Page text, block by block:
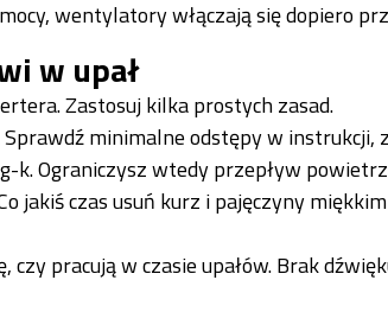
wentylatory włączają się dopiero
w upał
Zastosuj kilka prostych zasad.
minimalne odstępy w
k. Ograniczysz wtedy przepływ
jakiś czas usuń kurz i pajęczyny
pracują w czasie upałów. Brak